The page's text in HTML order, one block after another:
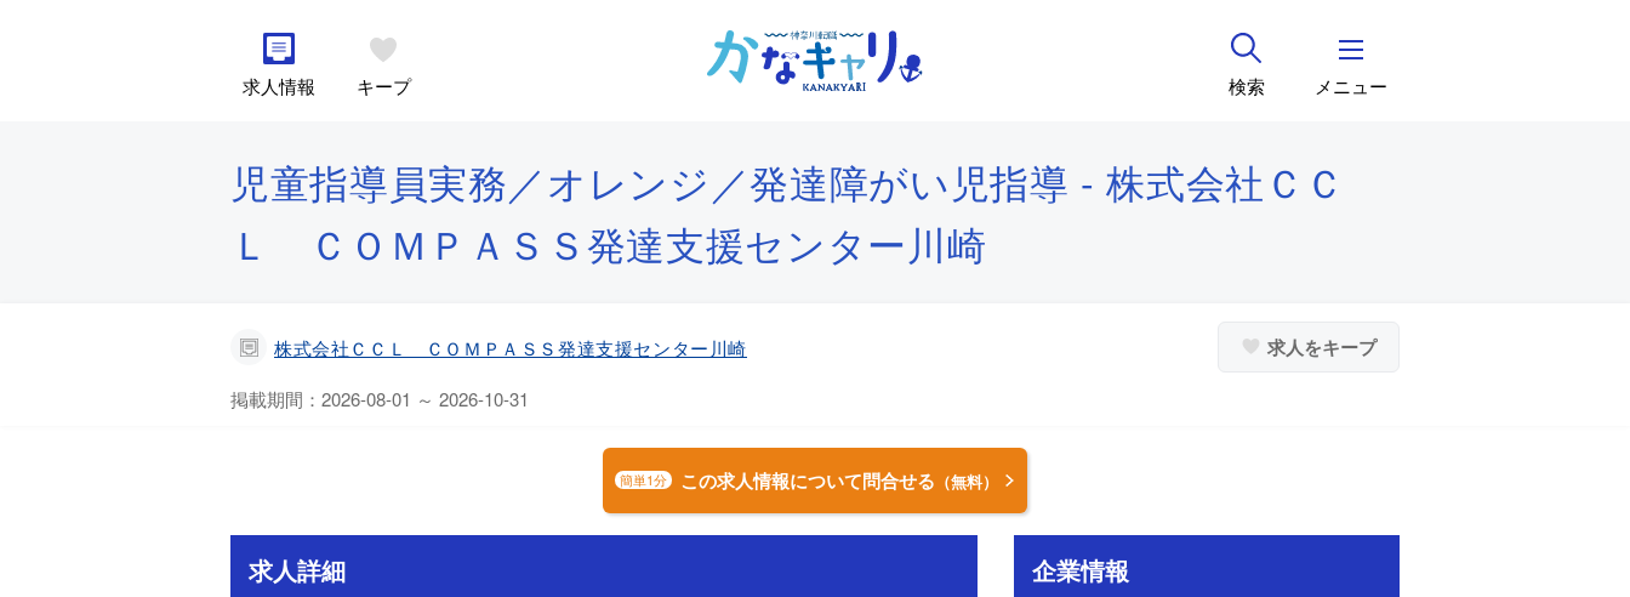
求人情報 キープ 検索 メニュー
児童指導員実務／オレンジ／発達障がい児指導 - 株式会社ＣＣ
Ｌ ＣＯＭＰＡＳＳ発達支援センター川崎
株式会社ＣＣＬ ＣＯＭＰＡＳＳ発達支援センター川崎 求人をキープ
掲載期間：2026-08-01 ～ 2026-10-31
簡単1分 この求人情報について問合せる （無料）
求人詳細 企業情報